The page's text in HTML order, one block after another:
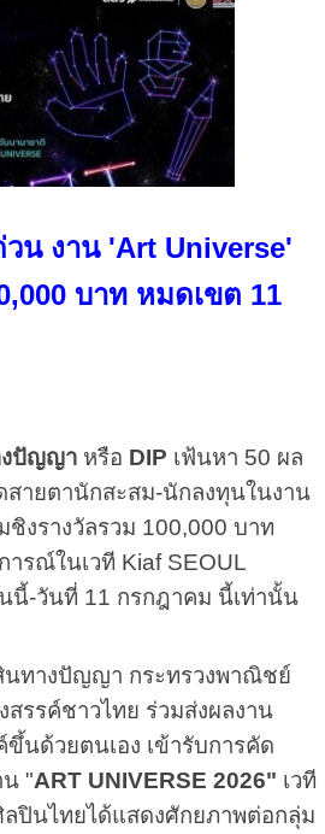
น งาน 'Art Universe'
บาท หมดเขต 11
งปัญญาหรือ DIP เฟ้นหา 50 ผล
สายตานักสะสม-นักลงทุนในงาน
ชิงรางวัลรวม 100,000 บาท
ารณ์ในเวที Kiaf SEOUL
นี้-วันที่ 11 กรกฎาคม นี้เท่านั้น
างปัญญา กระทรวงพาณิชย์
รรค์ชาวไทย ร่วมส่งผลงาน
ขึ้นด้วยตนเอง เข้ารับการคัด
น "ART UNIVERSE 2026" เวที
ปินไทยได้แสดงศักยภาพต่อกลุ่ม